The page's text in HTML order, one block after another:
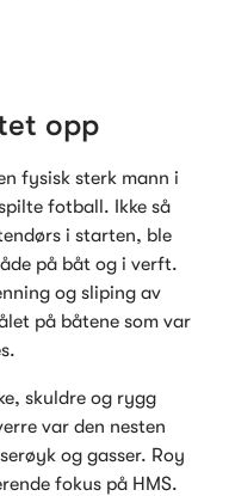
opp
fysisk sterk mann i
fotball. Ikke så
i starten, ble
på båt og i verft.
og sliping av
på båtene som var
skuldre og rygg
var den nesten
og gasser. Roy
fokus på HMS.